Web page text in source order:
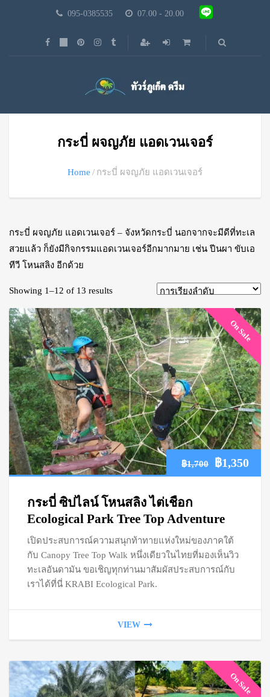
095-0385535 07.00 - 20.00
กระบี่ ผจญภัย แอดเวนเจอร์
Home กระบี่ ผจญภัย แอดเวนเจอร์
กระบี่ ผจญภัย แอดเวนเจอร์ – จังหวัดกระบี่ นอกจากจะมีดีที่ทะเล
สวยแล้ว ก็ยังมีกิจกรรมแอดเวนเจอร์อีกมากมาย เช่น ปีนผา ขับเอ
ทีวี โหนสลิง อีกด้วย
Showing 1–12 of 13 results
On Sale
฿1,700 Original
was:
฿1,700.
฿1,350
กระบี่ ซิปไลน์ โหนสลิง ไต่เชือก
Ecological Park Tree Top Adventure
เปิดประสบการณ์ความสนุกท้าทายแห่งใหม่ของภาคใต้
กับ Canopy Tree Top Walk หนึ่งเดียวในไทยที่มองเห็นวิว
ทะเลอันดามัน ขอเชิญทุกท่านมาสัมผัสประสบการณ์กับ
เราได้ที่นี่ KRABI Ecological Park.
VIEW
On Sale